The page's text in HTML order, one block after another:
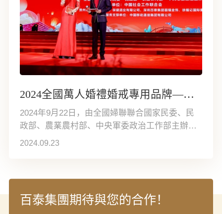
2024全國萬人婚禮婚戒專用品牌——囍福「囍結同心」專屬婚戒
2024年9月22日，由全國婦聯聯合國家民委、民
政部、農業農村部、中央軍委政治工作部主辦的
全國萬人集體婚禮活動盛大舉辦。5000對身著中
白頭偕老」的幸福承諾。
2024.09.23
百泰集團期待與您的合作！